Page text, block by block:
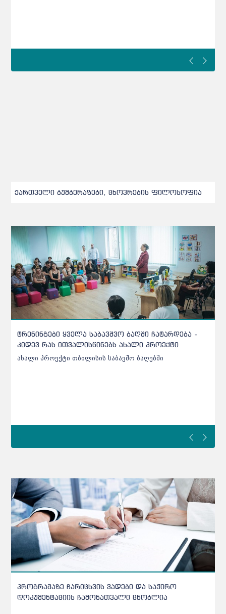
ქართველი ბუმბერაზები, ცხოვრების ფილოსოფია
ყველა საბავშვო ბაღში ჩატარდება -
ითვალისწინებს ახალი პროექტი
თბილისის საბავშო ბაღებში
ქარელის
უხარისხო
ჩარიცხვის ვადები და საჭირო
ჩამონათვალი ცნობლია
განათლების
სამმართველო